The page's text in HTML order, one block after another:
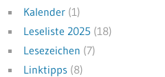
Kalender (1)
Leseliste 2025 (18)
Lesezeichen (7)
Linktipps (8)